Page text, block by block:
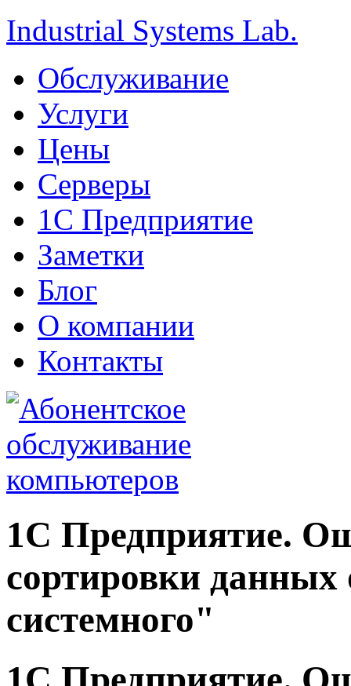
Industrial Systems Lab.
Обслуживание
Услуги
Цены
Серверы
1С Предприятие
Заметки
Блог
О компании
Контакты
1С Предприятие.
сортировки данных
системного"